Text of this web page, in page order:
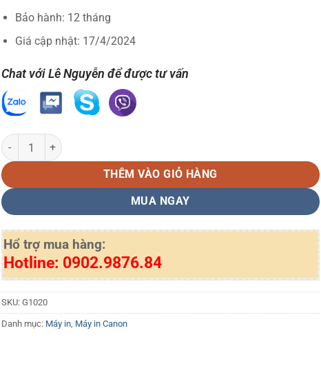
Bảo hành: 12 tháng
Giá cập nhật: 17/4/2024
Chat với Lê Nguyễn để được tư vấn
Máy in phun Canon G1020 số lượng
THÊM VÀO GIỎ HÀNG
MUA NGAY
Hổ trợ mua hàng:
Hotline: 0902.9876.84
SKU: G1020
Danh mục: Máy in, Máy in Canon